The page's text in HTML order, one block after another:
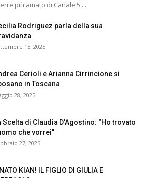
più amato di Canale 5....
Rodriguez parla della sua
15, 2025
Cerioli e Arianna Cirrincione si
in Toscana
28, 2025
Scelta di Claudia D’Agostino: “Ho trovato
che vorrei”
27, 2025
KIAN! IL FIGLIO DI GIULIA E